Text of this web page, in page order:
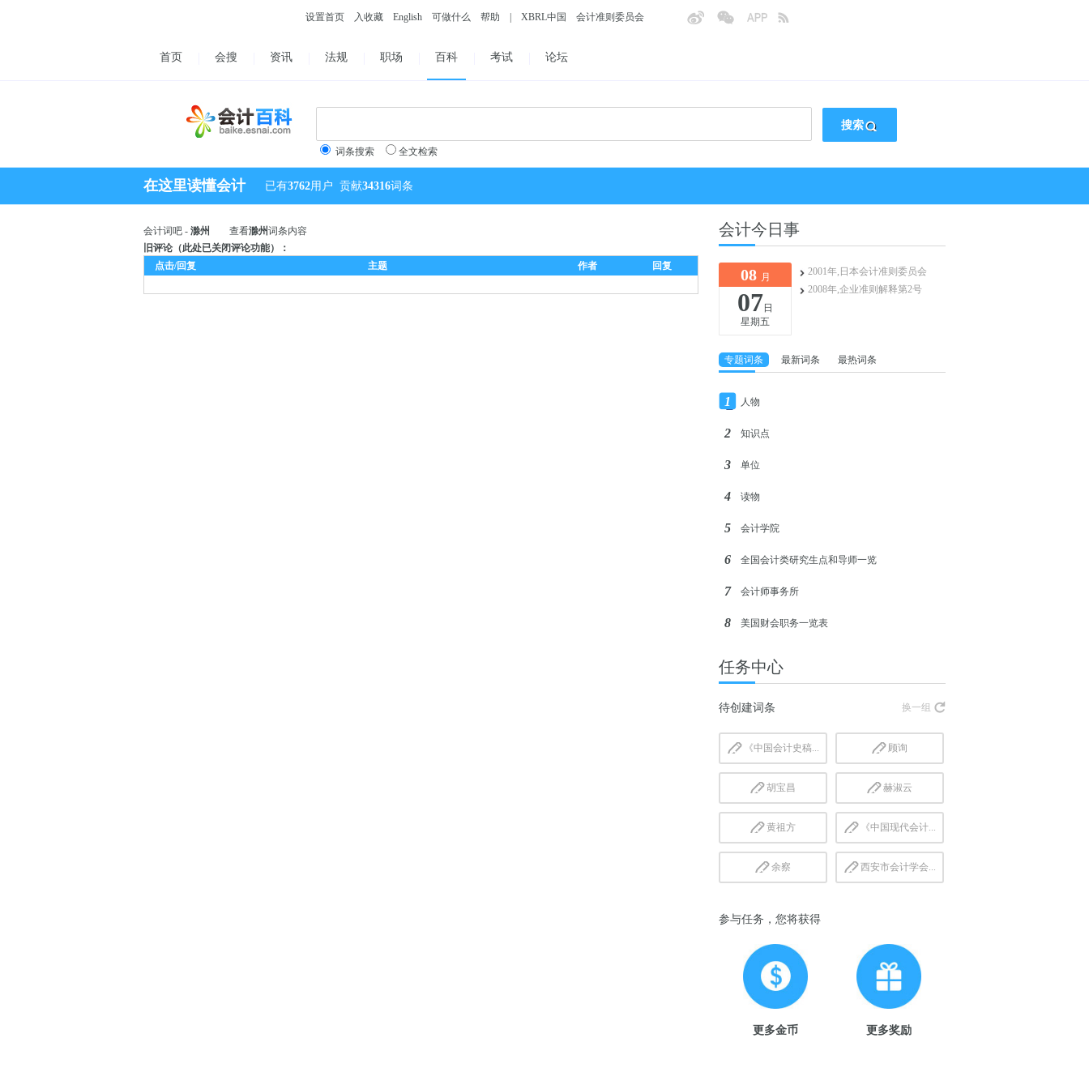
设置首页 入收藏 English 可做什么 帮助 XBRL中国 会计准则委员会
首页 会搜 资讯 法规 职场 百科 考试 论坛
搜索
词条搜索 全文检索
在这里读懂会计 已有3762用户 贡献34316词条
会计词吧 - 滁州 查看滁州词条内容
旧评论（此处已关闭评论功能）：
点击/回复
主题 作者 回复
会计今日事
08 月
07日
星期五
2001年,日本会计准则委员会
2008年,企业准则解释第2号
专题词条 最新词条 最热词条
1 人物
2 知识点
3 单位
4 读物
5 会计学院
6 全国会计类研究生点和导师一览
7 会计师事务所
8 美国财会职务一览表
任务中心
待创建词条 换一组
《中国会计史稿... 顾询
胡宝昌 赫淑云
黄祖方 《中国现代会计...
余察 西安市会计学会...
参与任务，您将获得
更多金币 更多奖励